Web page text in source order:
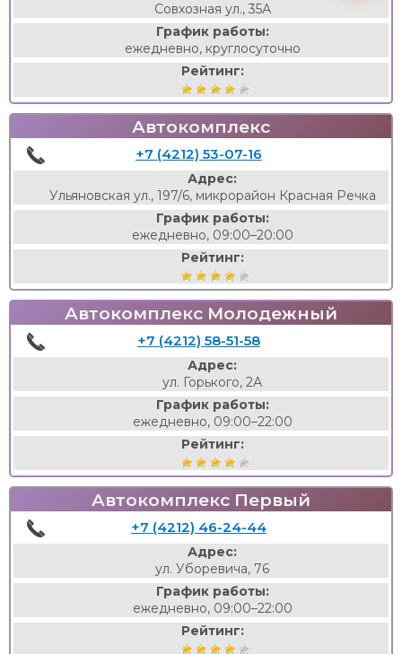
Совхозная ул., 35А
График работы:
ежедневно, круглосуточно
Рейтинг:
Автокомплекс
+7 (4212) 53-07-16
Адрес:
Ульяновская ул., 197/6, микрорайон Красная Речка
График работы:
ежедневно, 09:00–20:00
Рейтинг:
Автокомплекс Молодежный
+7 (4212) 58-51-58
Адрес:
ул. Горького, 2А
График работы:
ежедневно, 09:00–22:00
Рейтинг:
Автокомплекс Первый
+7 (4212) 46-24-44
Адрес:
ул. Уборевича, 76
График работы:
ежедневно, 09:00–22:00
Рейтинг: